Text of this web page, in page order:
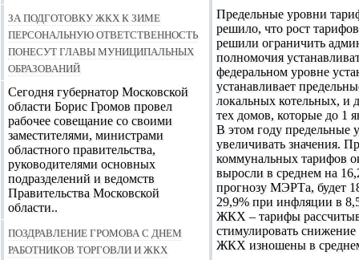
Предельные уровни
решило, что рост
решили ограничить
полномочия
федеральном уровне
устанавливает
локальных котельных, и
тех домов, которые до 1
В этом году предельные
увеличивать значения.
коммунальных тарифов
выросли в среднем на
прогнозу МЭРТа, будет
29,9% при инфляции в
ЖКХ – тарифы
стимулировать
ЖКХ изношены в среднем
За подготовку ЖКХ к зиме
персональную ответственность
понесут главы муниципальных
образований
Сегодня губернатор Московской
области Борис Громов провел
рабочее совещание со своими
заместителями, министрами
областного правительства,
руководителями основных
подразделений и ведомств
Правительства Московской
области..
Поздравление Громова с Днем
работников торговли и ЖКХ